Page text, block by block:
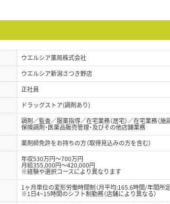
ウエルシア薬局株式会社
ウエルシア新潟さつき野店
正社員
ドラッグストア(調剤あり)
調剤／監査／服薬指導／在宅業務（居宅）／在宅業務（施
保険調剤・医薬品販売管理・及びその他店舗業務
薬剤師免許をお持ちの方（取得見込みの方を含む）
年収530万円～700万円
月給355,000円～420,000円
※経験や選択コースにより異なります
1ヶ月単位の変形労働時間制（月平均:165.6時間/年間所
※1日4~15時間のシフト制勤務（店舗により異なる）